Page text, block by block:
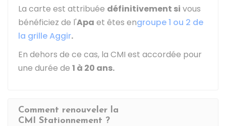
La carte est attribuée définitivement si vous
bénéficiez de l'Apa et êtes engroupe 1 ou 2 de
la grille Aggir.
En dehors de ce cas, la CMI est accordée pour
une durée de 1 à 20 ans.
Comment renouveler la
CMI Stationnement ?